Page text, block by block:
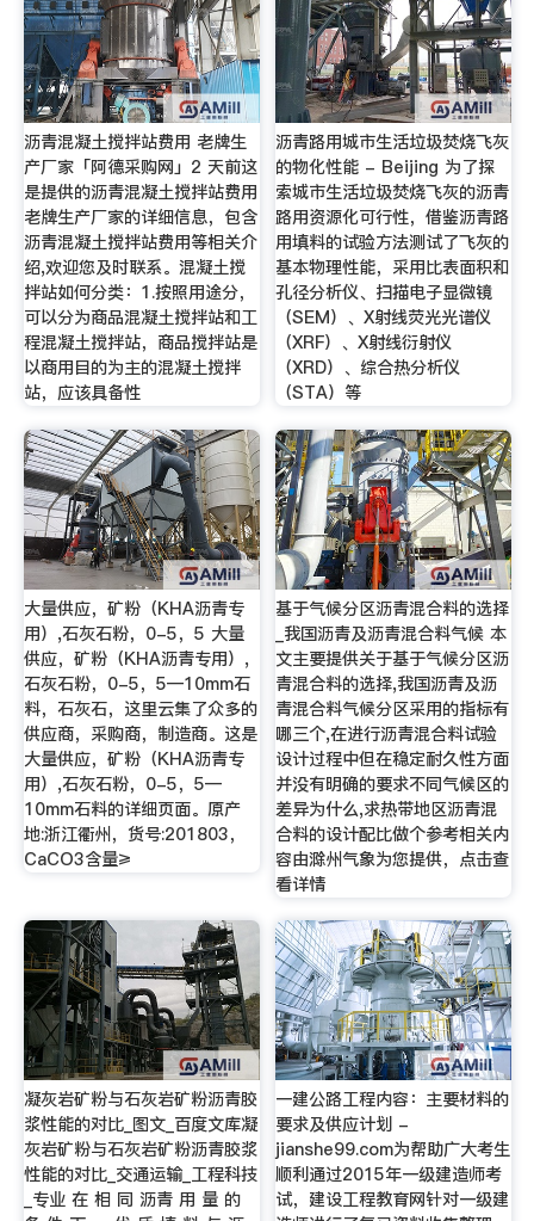
沥青混凝土搅拌站费用 老牌生
产厂家「阿德采购网」2 天前这
是提供的沥青混凝土搅拌站费用
老牌生产厂家的详细信息，包含
沥青混凝土搅拌站费用等相关介
绍,欢迎您及时联系。混凝土搅
拌站如何分类：1.按照用途分，
可以分为商品混凝土搅拌站和工
程混凝土搅拌站，商品搅拌站是
以商用目的为主的混凝土搅拌
站，应该具备性
沥青路用城市生活垃圾焚烧飞灰
的物化性能 - Beijing 为了探
索城市生活垃圾焚烧飞灰的沥青
路用资源化可行性，借鉴沥青路
用填料的试验方法测试了飞灰的
基本物理性能，采用比表面积和
孔径分析仪、扫描电子显微镜
（SEM）、X射线荧光光谱仪
（XRF）、X射线衍射仪
（XRD）、综合热分析仪
（STA）等
大量供应，矿粉（KHA沥青专
用）,石灰石粉，0-5，5 大量
供应，矿粉（KHA沥青专用）,
石灰石粉，0-5，5—10mm石
料，石灰石，这里云集了众多的
供应商，采购商，制造商。这是
大量供应，矿粉（KHA沥青专
用）,石灰石粉，0-5，5—
10mm石料的详细页面。原产
地:浙江衢州，货号:201803，
CaCO3含量≥
基于气候分区沥青混合料的选择
_我国沥青及沥青混合料气候 本
文主要提供关于基于气候分区沥
青混合料的选择,我国沥青及沥
青混合料气候分区采用的指标有
哪三个,在进行沥青混合料试验
设计过程中但在稳定耐久性方面
并没有明确的要求不同气候区的
差异为什么,求热带地区沥青混
合料的设计配比做个参考相关内
容由滁州气象为您提供，点击查
看详情
凝灰岩矿粉与石灰岩矿粉沥青胶
浆性能的对比_图文_百度文库凝
灰岩矿粉与石灰岩矿粉沥青胶浆
性能的对比_交通运输_工程科技
_专业 在 相 同 沥青 用 量 的
一建公路工程内容：主要材料的
要求及供应计划 -
jianshe99.com为帮助广大考生
顺利通过2015年一级建造师考
试，建设工程教育网针对一级建